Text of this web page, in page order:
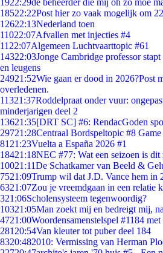
1922:29de beheerder die mij oh zo moe
18522:22Post hier zo vaak mogelijk om
12622:13Nederland toen
11022:07Afvallen met injecties #4
11 22:07Algemeen Luchtvaarttopic #61
14322:03Jonge Cambridge professor
en leugens
24921:52Wie gaan er dood in 2026?Post
overledenen.
11321:37Roddelpraat onder vuur:
minderjarigen deel 2
13621:35[DRT SC] #6: RendacGoden
29721:28Centraal Bordspeltopic #8
81 21:23Vuelta a España 2026 #1
18421:18NEC #77: Wat een seizoen is dit
10021:11De Schatkamer van Beeld &
7521:09Trump wil dat J.D. Vance hem in
6321:07Zou je vreemdgaan in een relatie
321:06Scholensysteem tegenwoordig?
10321:05Man zoekt mij en bedreigt mij,
4721:00Woordensamenstelspel #1184
281 20:54Van kleuter tot puber deel 184
8320:482010: Vermissing van Herman